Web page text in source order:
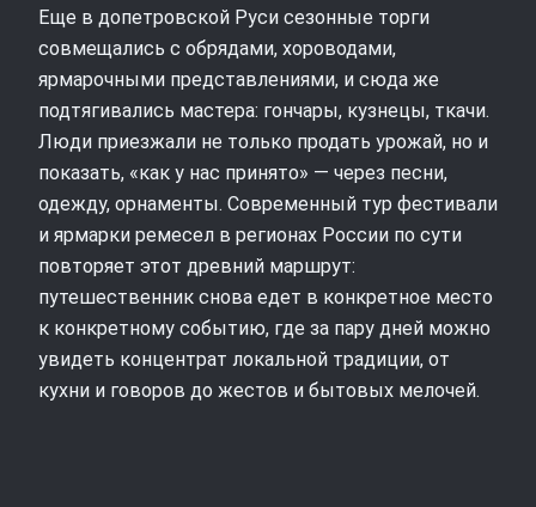
Еще в допетровской Руси сезонные торги
совмещались с обрядами, хороводами,
ярмарочными представлениями, и сюда же
подтягивались мастера: гончары, кузнецы, ткачи.
Люди приезжали не только продать урожай, но и
показать, «как у нас принято» — через песни,
одежду, орнаменты. Современный тур фестивали
и ярмарки ремесел в регионах России по сути
повторяет этот древний маршрут:
путешественник снова едет в конкретное место
к конкретному событию, где за пару дней можно
увидеть концентрат локальной традиции, от
кухни и говоров до жестов и бытовых мелочей.